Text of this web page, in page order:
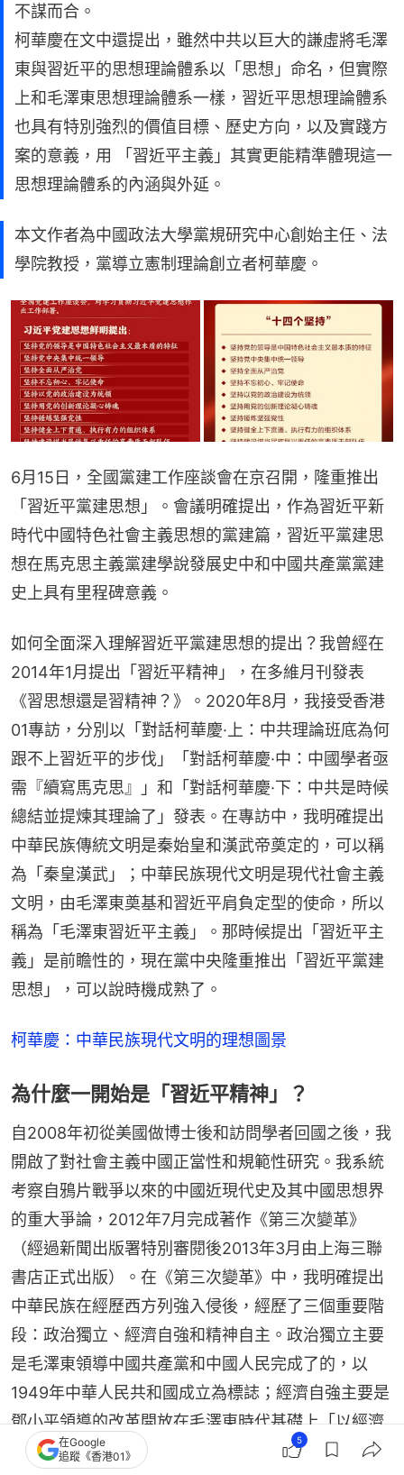
不謀而合。
柯華慶在文中還提出，雖然中共以巨大的謙虛將毛澤
東與習近平的思想理論體系以「思想」命名，但實際
上和毛澤東思想理論體系一樣，習近平思想理論體系
也具有特別強烈的價值目標、歷史方向，以及實踐方
案的意義，用 「習近平主義」其實更能精準體現這一
思想理論體系的內涵與外延。
本文作者為中國政法大學黨規研究中心創始主任、法
學院教授，黨導立憲制理論創立者柯華慶。
6月15日，全國黨建工作座談會在京召開，隆重推出
「習近平黨建思想」。會議明確提出，作為習近平新
時代中國特色社會主義思想的黨建篇，習近平黨建思
想在馬克思主義黨建學說發展史中和中國共產黨黨建
史上具有里程碑意義。
如何全面深入理解習近平黨建思想的提出？我曾經在
2014年1月提出「習近平精神」，在多維月刊發表
《習思想還是習精神？》。2020年8月，我接受香港
01專訪，分別以「對話柯華慶·上：中共理論班底為何
跟不上習近平的步伐」「對話柯華慶·中：中國學者亟
需『續寫馬克思』」和「對話柯華慶·下：中共是時候
總結並提煉其理論了」發表。在專訪中，我明確提出
中華民族傳統文明是秦始皇和漢武帝奠定的，可以稱
為「秦皇漢武」；中華民族現代文明是現代社會主義
文明，由毛澤東奠基和習近平肩負定型的使命，所以
稱為「毛澤東習近平主義」。那時候提出「習近平主
義」是前瞻性的，現在黨中央隆重推出「習近平黨建
思想」，可以說時機成熟了。
柯華慶：中華民族現代文明的理想圖景
為什麼一開始是「習近平精神」？
自2008年初從美國做博士後和訪問學者回國之後，我
開啟了對社會主義中國正當性和規範性研究。我系統
考察自鴉片戰爭以來的中國近現代史及其中國思想界
的重大爭論，2012年7月完成著作《第三次變革》
（經過新聞出版署特別審閱後2013年3月由上海三聯
書店正式出版）。在《第三次變革》中，我明確提出
中華民族在經歷西方列強入侵後，經歷了三個重要階
段：政治獨立、經濟自強和精神自主。政治獨立主要
是毛澤東領導中國共產黨和中國人民完成了的，以
1949年中華人民共和國成立為標誌；經濟自強主要是
鄧小平領導的改革開放在毛澤東時代基礎上「以經濟
建設為中心」開啟的，以中國GDP總量在2010年位居
在Google
追蹤《香港01》
5